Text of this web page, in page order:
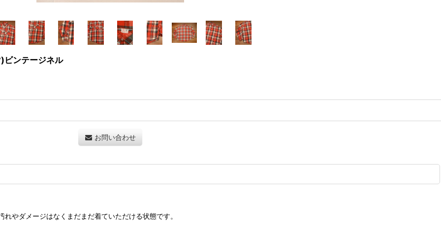
ンテージネル
お問い合わせ
やダメージはなくまだまだ着ていただける状態です。